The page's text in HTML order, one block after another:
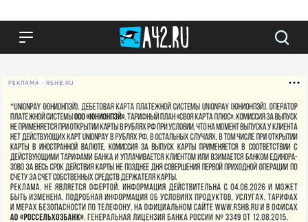
РЕКЛАМА • RSHB.RU